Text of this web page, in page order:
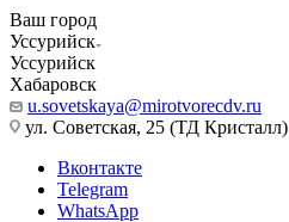
Ваш город
Уссурийск
Уссурийск
Хабаровск
u.sovetskaya@mirotvorecdv.ru
ул. Советская, 25 (ТД Кристалл)
Вконтакте
Telegram
WhatsApp